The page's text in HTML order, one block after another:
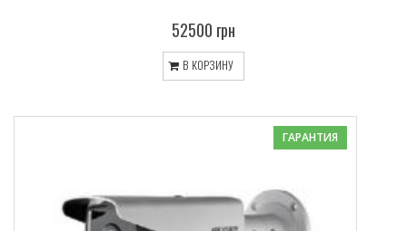
52500 грн
В КОРЗИНУ
ГАРАНТИЯ